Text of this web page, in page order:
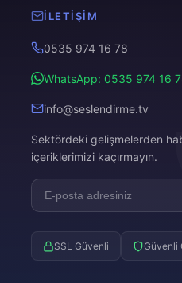
İLETIŞIM
0535 974 16 78
WhatsApp: 0535 974 16
info@seslendirme.tv
Sektördeki gelişmelerden
içeriklerimizi kaçırmayın.
SSL Güvenli Güvenli